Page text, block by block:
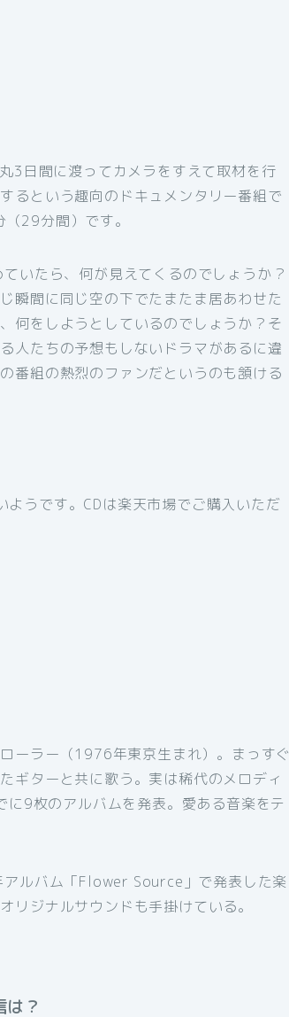
3日間に渡ってカメラをすえて取材を行
るという趣向のドキュメンタリー番組で
29分間）です。
いたら、何が見えてくるのでしょうか？
瞬間に同じ空の下でたまたま居あわせた
何をしようとしているのでしょうか？そ
人たちの予想もしないドラマがあるに違
番組の熱烈のファンだというのも頷ける
うです。CDは楽天市場でご購入いただ
ーラー（1976年東京生まれ）。まっすぐ
ギターと共に歌う。実は稀代のメロディ
9枚のアルバムを発表。愛ある音楽をテ
ルバム「Flower Source」で発表した楽
リジナルサウンドも手掛けている。
？